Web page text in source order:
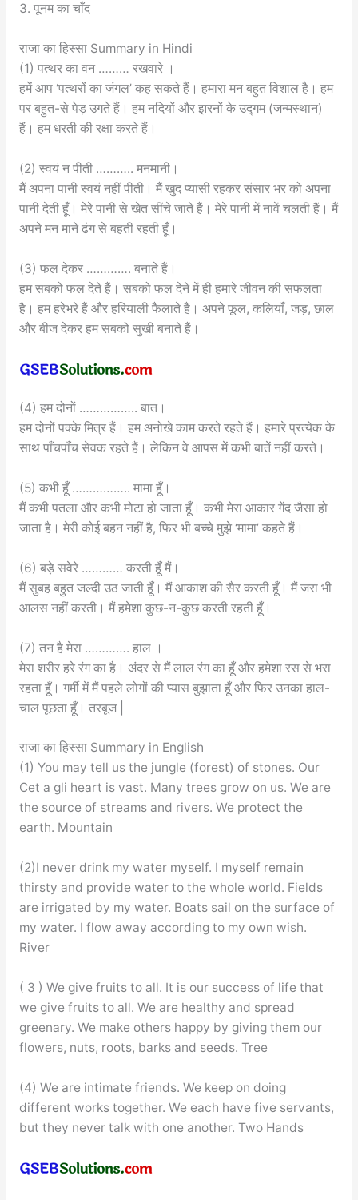
3. पूनम का चाँद
राजा का हिस्सा Summary in Hindi
(1) पत्थर का वन ……… रखवारे ।
हमें आप ‘पत्थरों का जंगल’ कह सकते हैं। हमारा मन बहुत विशाल है। हम
पर बहुत-से पेड़ उगते हैं। हम नदियों और झरनों के उद्गम (जन्मस्थान)
हैं। हम धरती की रक्षा करते हैं।
(2) स्वयं न पीती ……….. मनमानी।
मैं अपना पानी स्वयं नहीं पीती। मैं खुद प्यासी रहकर संसार भर को अपना
पानी देती हूँ। मेरे पानी से खेत सींचे जाते हैं। मेरे पानी में नावें चलती हैं। मैं
अपने मन माने ढंग से बहती रहती हूँ।
(3) फल देकर …………. बनाते हैं।
हम सबको फल देते हैं। सबको फल देने में ही हमारे जीवन की सफलता
है। हम हरेभरे हैं और हरियाली फैलाते हैं। अपने फूल, कलियाँ, जड़, छाल
और बीज देकर हम सबको सुखी बनाते हैं।
(4) हम दोनों …………….. बात।
हम दोनों पक्के मित्र हैं। हम अनोखे काम करते रहते हैं। हमारे प्रत्येक के
साथ पाँचपाँच सेवक रहते हैं। लेकिन वे आपस में कभी बातें नहीं करते।
(5) कभी हूँ …………….. मामा हूँ।
मैं कभी पतला और कभी मोटा हो जाता हूँ। कभी मेरा आकार गेंद जैसा हो
जाता है। मेरी कोई बहन नहीं है, फिर भी बच्चे मुझे ‘मामा’ कहते हैं।
(6) बड़े सवेरे ………… करती हूँ मैं।
मैं सुबह बहुत जल्दी उठ जाती हूँ। मैं आकाश की सैर करती हूँ। मैं जरा भी
आलस नहीं करती। मैं हमेशा कुछ-न-कुछ करती रहती हूँ।
(7) तन है मेरा …………. हाल ।
मेरा शरीर हरे रंग का है। अंदर से मैं लाल रंग का हूँ और हमेशा रस से भरा
रहता हूँ। गर्मी में मैं पहले लोगों की प्यास बुझाता हूँ और फिर उनका हाल-
चाल पूछता हूँ। तरबूज |
राजा का हिस्सा Summary in English
(1) You may tell us the jungle (forest) of stones. Our
Cet a gli heart is vast. Many trees grow on us. We are
the source of streams and rivers. We protect the
earth. Mountain
(2)I never drink my water myself. I myself remain
thirsty and provide water to the whole world. Fields
are irrigated by my water. Boats sail on the surface of
my water. I flow away according to my own wish.
River
( 3 ) We give fruits to all. It is our success of life that
we give fruits to all. We are healthy and spread
greenary. We make others happy by giving them our
flowers, nuts, roots, barks and seeds. Tree
(4) We are intimate friends. We keep on doing
different works together. We each have five servants,
but they never talk with one another. Two Hands